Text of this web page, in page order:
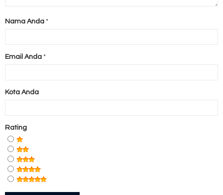
Nama Anda *
Email Anda *
Kota Anda
Rating